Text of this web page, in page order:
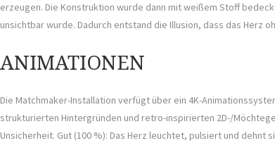
erzeugen. Die Konstruktion wurde dann mit weißem Stoff
unsichtbar wurde. Dadurch entstand die Illusion, dass das Herz
ANIMATIONEN
Die Matchmaker-Installation verfügt über ein 4K-
strukturierten Hintergründen und retro-inspirierten 2D-/
Unsicherheit. Gut (100 %): Das Herz leuchtet, pulsiert und